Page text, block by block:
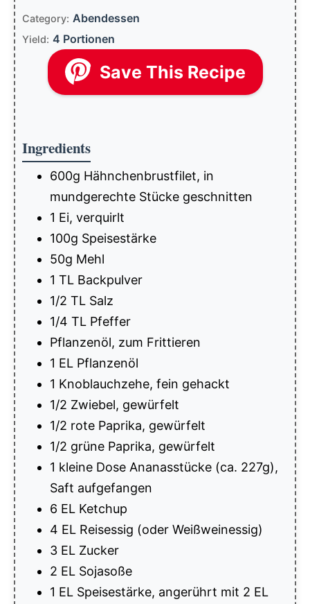
Category: Abendessen
Yield: 4 Portionen
Save This Recipe
Ingredients
600g Hähnchenbrustfilet, in
mundgerechte Stücke geschnitten
1 Ei, verquirlt
100g Speisestärke
50g Mehl
1 TL Backpulver
1/2 TL Salz
1/4 TL Pfeffer
Pflanzenöl, zum Frittieren
1 EL Pflanzenöl
1 Knoblauchzehe, fein gehackt
1/2 Zwiebel, gewürfelt
1/2 rote Paprika, gewürfelt
1/2 grüne Paprika, gewürfelt
1 kleine Dose Ananasstücke (ca. 227g),
Saft aufgefangen
6 EL Ketchup
4 EL Reisessig (oder Weißweinessig)
3 EL Zucker
2 EL Sojasoße
1 EL Speisestärke, angerührt mit 2 EL